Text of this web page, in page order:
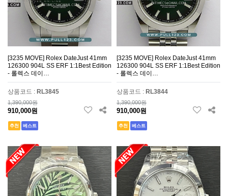
[3235 MOVE] Rolex DateJust 41mm
126300 904L SS ERF 1:1Best Edition
- 롤렉스 데이…
상품코드 : RL3845
1,390,000원
910,000원
추천 베스트
[3235 MOVE] Rolex DateJust 41mm
126300 904L SS ERF 1:1Best Edition
- 롤렉스 데이…
상품코드 : RL3844
1,390,000원
910,000원
추천 베스트